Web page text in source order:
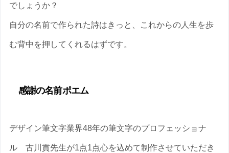
でしょうか？
自分の名前で作られた詩はきっと、これからの人生を歩
む背中を押してくれるはずです。
感謝の名前ポエム
デザイン筆文字業界48年の筆文字のプロフェッショナ
ル 古川貢先生が1点1点心を込めて制作させていただき